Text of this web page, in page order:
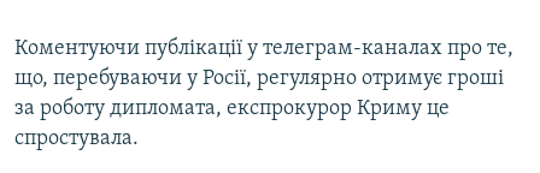
Коментуючи публікації у телеграм-каналах про те,
що, перебуваючи у Росії, регулярно отримує гроші
за роботу дипломата, експрокурор Криму це
спростувала.